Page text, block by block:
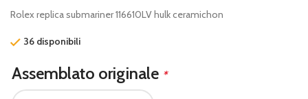
Rolex replica submariner 116610LV hulk ceramichon
36 disponibili
Assemblato originale *